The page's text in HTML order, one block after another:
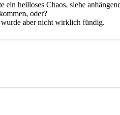
heilloses Chaos, siehe
oder?
wurde aber nicht wirklich fündig.